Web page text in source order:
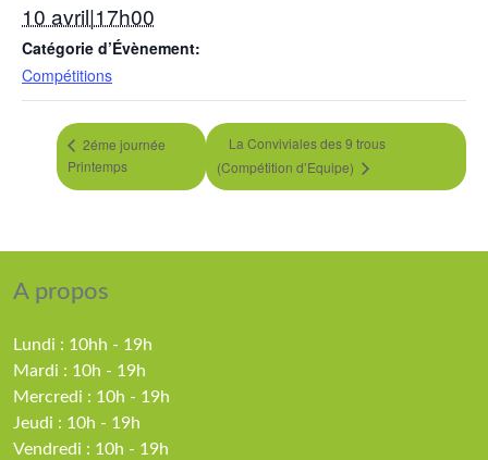
10 avril|17h00
Catégorie d’Évènement:
Compétitions
2éme journée
Printemps
La Conviviales des 9 trous
(Compétition d’Equipe)
A propos
Lundi : 10hh - 19h
Mardi : 10h - 19h
Mercredi : 10h - 19h
Jeudi : 10h - 19h
Vendredi : 10h - 19h